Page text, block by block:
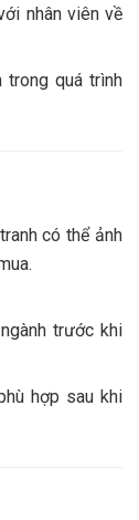
nhân viên về
trong quá trình
có thể ảnh
trước khi
hợp sau khi